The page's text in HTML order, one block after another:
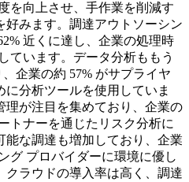
を向上させ、手作業を削減す
好みます。調達アウトソーシン
近くに達し、企業の処理時
ています。データ分析ももう
企業の約 57% がサプライヤ
分析ツールを使用していま
理が注目を集めており、企業の
トナーを通じたリスク分析に
な調達も増加しており、企業
グ プロバイダーに環境に優し
クラウドの導入率は高く、調達